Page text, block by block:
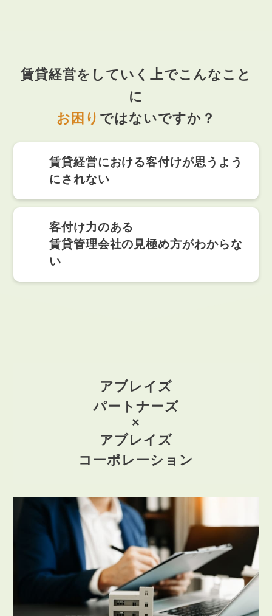
賃貸経営をしていく上でこんなこと
に
お困り ではないですか？
賃貸経営における客付けが思うよう
にされない
客付け力のある
賃貸管理会社の見極め方がわからな
い
アブレイズ
パートナーズ
×
アブレイズ
コーポレーション